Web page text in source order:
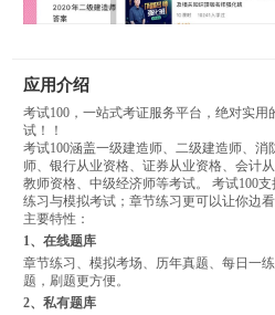
应用介绍
考试100，一站式考证服务平台，绝对实
试！！
考试100涵盖一级建造师、二级建造师、
师、银行从业资格、证券从业资格、会计
教师资格、中级经济师等考试。 考试100
练习与模拟考试；章节练习更可以让你边看
主要特性：
1、在线题库
章节练习、模拟考场、历年真题、每日一
题，刷题更方便。
2、私有题库